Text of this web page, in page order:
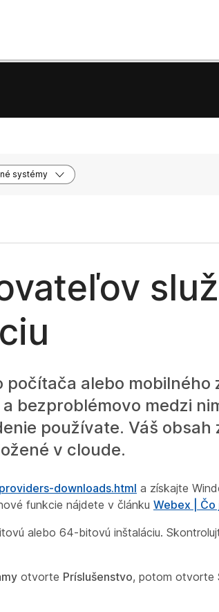
systémy
alebo mobilného
bezproblémovo medzi
používate. Váš obsah
v cloude.
downloads.html a získajte
funkcie nájdete v článku Webex | Čo
alebo 64-bitovú inštaláciu.
otvorte Príslušenstvo, potom otvorte